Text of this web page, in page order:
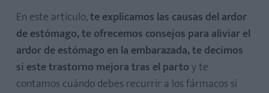
En este artículo,te explicamos las causas del ardor
de estómago, te ofrecemos consejos para aliviar el
ardor de estómago en la embarazada, te decimos
si este trastorno mejora tras el partoy te
contamos cuándo debes recurrir a los fármacos si